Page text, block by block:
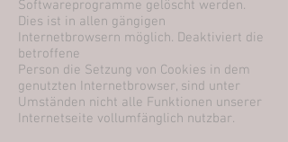
Softwareprogramme gelöscht werden.
Dies ist in allen gängigen
Internetbrowsern möglich. Deaktiviert die
betroffene
Person die Setzung von Cookies in dem
genutzten Internetbrowser, sind unter
Umständen nicht alle Funktionen unserer
Internetseite vollumfänglich nutzbar.